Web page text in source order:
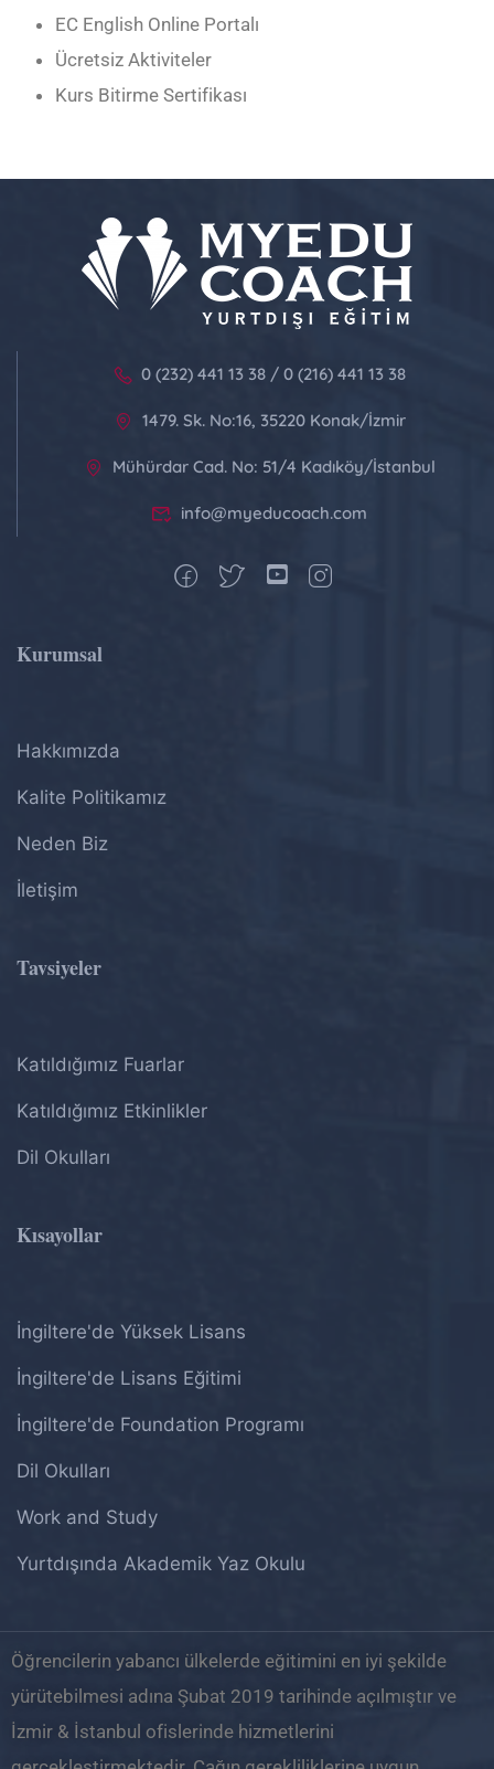
EC English Online Portalı
Ücretsiz Aktiviteler
Kurs Bitirme Sertifikası
0 (232) 441 13 38 / 0 (216) 441 13 38
1479. Sk. No:16, 35220 Konak/İzmir
Mühürdar Cad. No: 51/4 Kadıköy/İstanbul
info@myeducoach.com
Kurumsal
Hakkımızda
Kalite Politikamız
Neden Biz
İletişim
Tavsiyeler
Katıldığımız Fuarlar
Katıldığımız Etkinlikler
Dil Okulları
Kısayollar
İngiltere'de Yüksek Lisans
İngiltere'de Lisans Eğitimi
İngiltere'de Foundation Programı
Dil Okulları
Work and Study
Yurtdışında Akademik Yaz Okulu
Öğrencilerin yabancı ülkelerde eğitimini en iyi şekilde
yürütebilmesi adına Şubat 2019 tarihinde açılmıştır ve
İzmir & İstanbul ofislerinde hizmetlerini